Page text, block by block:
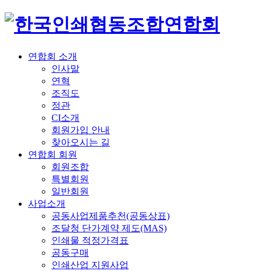
연합회 소개
인사말
연혁
조직도
정관
CI소개
회원가입 안내
찾아오시는 길
연합회 회원
회원조합
특별회원
일반회원
사업소개
공동사업제품추천(공동상표)
조달청 단가계약 제도(MAS)
인쇄물 적정가격표
공동구매
인쇄산업 지원사업